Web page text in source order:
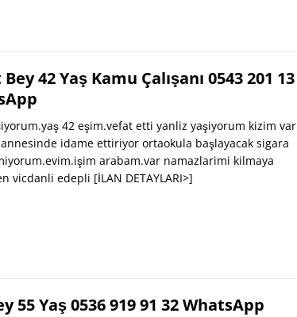
42 Yaş Kamu Çalışanı 0543 201 13
42 eşim.vefat etti yanliz yaşiyorum kizim var
idame ettiriyor ortaokula başlayacak sigara
arabam.var namazlarimi kilmaya
vicdanli edepli [İLAN DETAYLARI>]
55 Yaş 0536 919 91 32 WhatsApp